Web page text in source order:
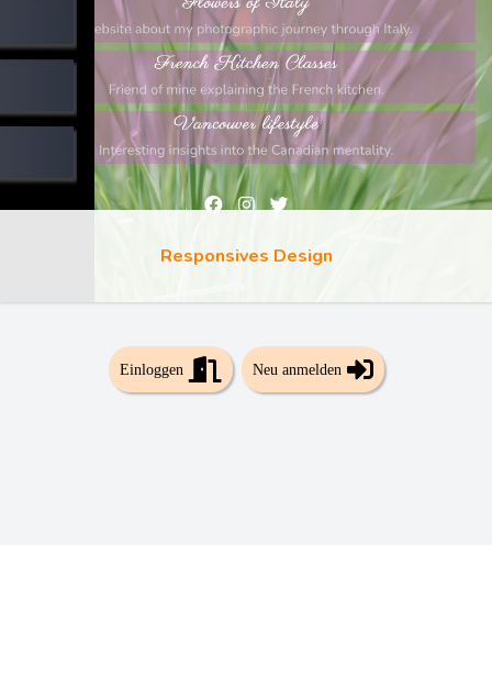
Responsives Design
Einloggen Neu anmelden